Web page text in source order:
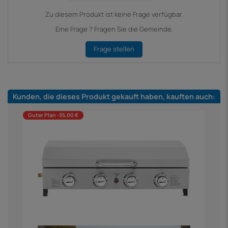
Zu diesem Produkt ist keine Frage verfügbar.
Eine Frage ? Fragen Sie die Gemeinde.
Frage stellen
Kunden, die dieses Produkt gekauft haben, kauften auch:
Guter Plan -35,00 €